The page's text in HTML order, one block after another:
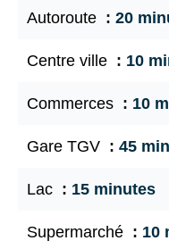
Autoroute 20
Centre ville 10
Commerces 10
Gare TGV 45
Lac 15 minutes
Supermarché 10